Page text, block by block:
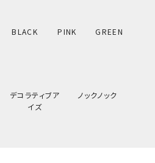
BLACK PINK GREEN
デコラティブア
イズ
ノックノック